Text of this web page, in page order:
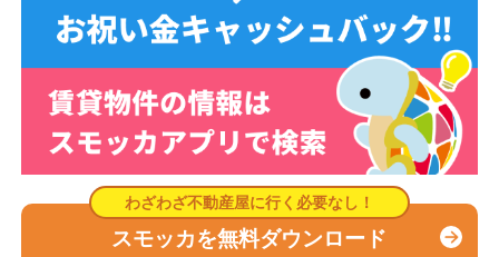
スモッカを無料ダウンロード